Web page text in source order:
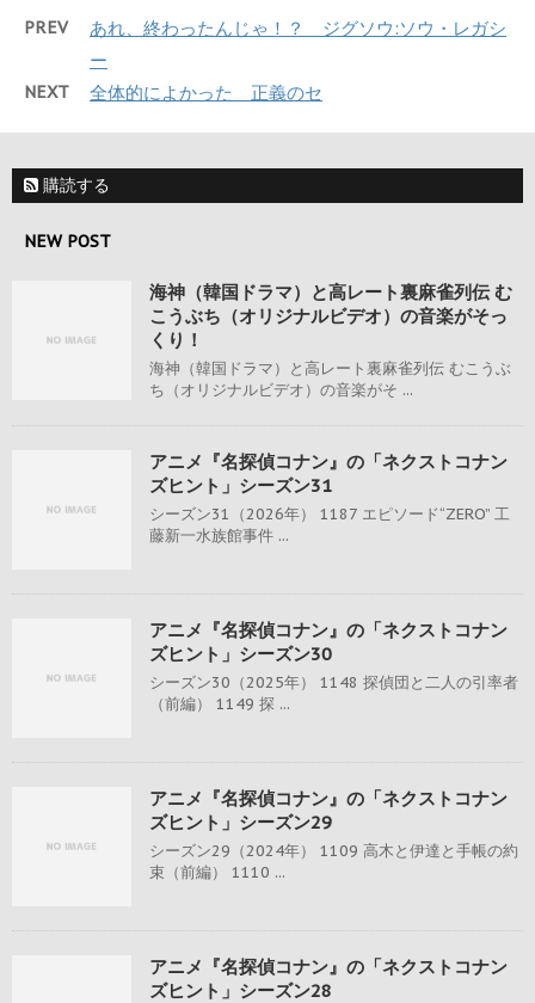
PREV
あれ、終わったんじゃ！？ ジグソウ:ソウ・レガシ
ー
NEXT 全体的によかった 正義のセ
購読する
NEW POST
海神（韓国ドラマ）と高レート裏麻雀列伝 む
こうぶち（オリジナルビデオ）の音楽がそっ
くり！
海神（韓国ドラマ）と高レート裏麻雀列伝 むこうぶ
ち（オリジナルビデオ）の音楽がそ ...
アニメ『名探偵コナン』の「ネクストコナン
ズヒント」シーズン31
シーズン31（2026年） 1187 エピソード“ZERO” 工
藤新一水族館事件 ...
アニメ『名探偵コナン』の「ネクストコナン
ズヒント」シーズン30
シーズン30（2025年） 1148 探偵団と二人の引率者
（前編） 1149 探 ...
アニメ『名探偵コナン』の「ネクストコナン
ズヒント」シーズン29
シーズン29（2024年） 1109 高木と伊達と手帳の約
束（前編） 1110 ...
アニメ『名探偵コナン』の「ネクストコナン
ズヒント」シーズン28